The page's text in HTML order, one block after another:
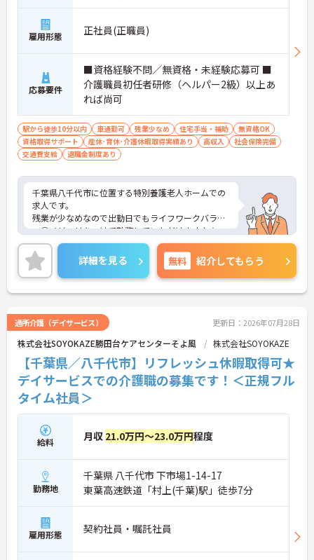
雇用形態 正社員(正職員)
応募要件
■資格経験不問／無資格・未経験応募可 ■
介護職員初任者研修（ヘルパー2級）以上あ
れば尚可
駅から徒歩10分以内 車通勤可 残業少なめ 住宅手当・補助
無資格OK
資格取得サポート
産休･育休･介護休暇取得実績あり 高収入
社会保険完備
交通費支給
退職金制度あり
千葉県八千代市に位置する特別養護老人ホームでの
求人です。
残業が少なめなので出勤日でもライフワークバラン
ス◎メリハリをつけて勤務していただけますよ★
資格取得支援制度も整っており、どんどんスキルア
ップした方にもオススメの求人！
また育児休暇取得実績があり、小さなお子様がいら
っしゃる方に理解があるので安心して働いて頂ける
環境です。
詳細をお話しいたしますのでお気軽にご相談くださ
い。
詳細を見る 無料 紹介してもらう
通所介護（デイサービス） 更新日：2026年07月28日
株式会社SOYOKAZE勝田台ケアセンターそよ風 株式会社SOYOKAZE
【千葉県／八千代市】リフレッシュ休暇取得可★
デイサービスでの介護職の募集です！＜正規フル
タイム社員＞
給料 月収 21.0万円～23.0万円程度
勤務地
千葉県 八千代市 下市場1-14-17
東葉高速鉄道「村上(千葉)駅」徒歩7分
雇用形態 契約社員・嘱託社員